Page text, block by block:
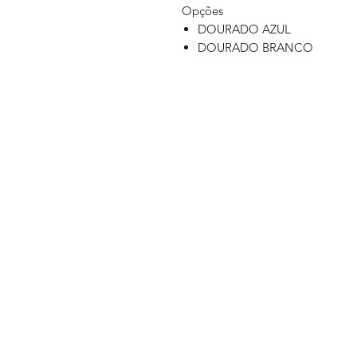
Opções
DOURADO AZUL
DOURADO BRANCO